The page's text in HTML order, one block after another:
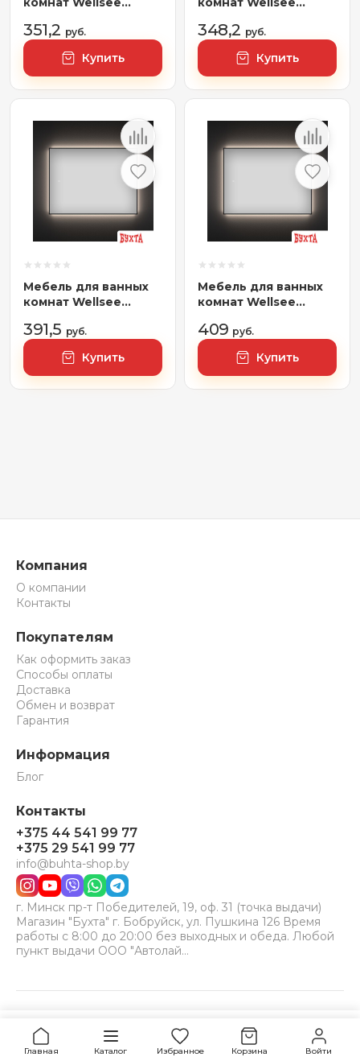
Главная Каталог Избранное Корзина Войти
LED-подсветкой 7
Rays' Spectrum
172201690, 40 х 70 см
(с сенсором и
регулировкой
351,2 руб.
Купить
фронтальной LED-
подсветкой 7 Rays'
Spectrum 172201210,
75 х 50 см (с
сенсором и
яркости освещения)
348,2 руб.
Купить
Мебель для ванных
комнат Wellsee
LED-подсветкой 7
Rays' Spectrum
172200890, 75 х 50 см
(с сенсором и
регулировкой
391,5 руб.
Купить
Мебель для ванных
комнат Wellsee
LED-подсветкой 7
Rays' Spectrum
172200950, 75 х 60 см
(с сенсором и
регулировкой
409 руб.
Купить
Уточнить наличие
Компания
О компании
Контакты
Покупателям
Как оформить заказ
Способы оплаты
Доставка
Обмен и возврат
Гарантия
Информация
Блог
Контакты
+375 44 541 99 77
+375 29 541 99 77
info@buhta-shop.by
г. Минск пр-т Победителей, 19, оф. 31 (точка выдачи)
Магазин "Бухта" г. Бобруйск, ул. Пушкина 126 Время
работы с 8:00 до 20:00 без выходных и обеда. Любой
пункт выдачи ООО "Автолай…
Принимаем к оплате:
VISA BELCARD